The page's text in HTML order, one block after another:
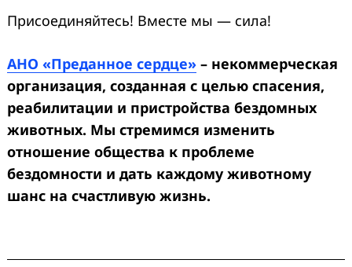
Присоединяйтесь! Вместе мы — сила!
АНО «Преданное сердце» – некоммерческая
организация, созданная с целью спасения,
реабилитации и пристройства бездомных
животных. Мы стремимся изменить
отношение общества к проблеме
бездомности и дать каждому животному
шанс на счастливую жизнь.